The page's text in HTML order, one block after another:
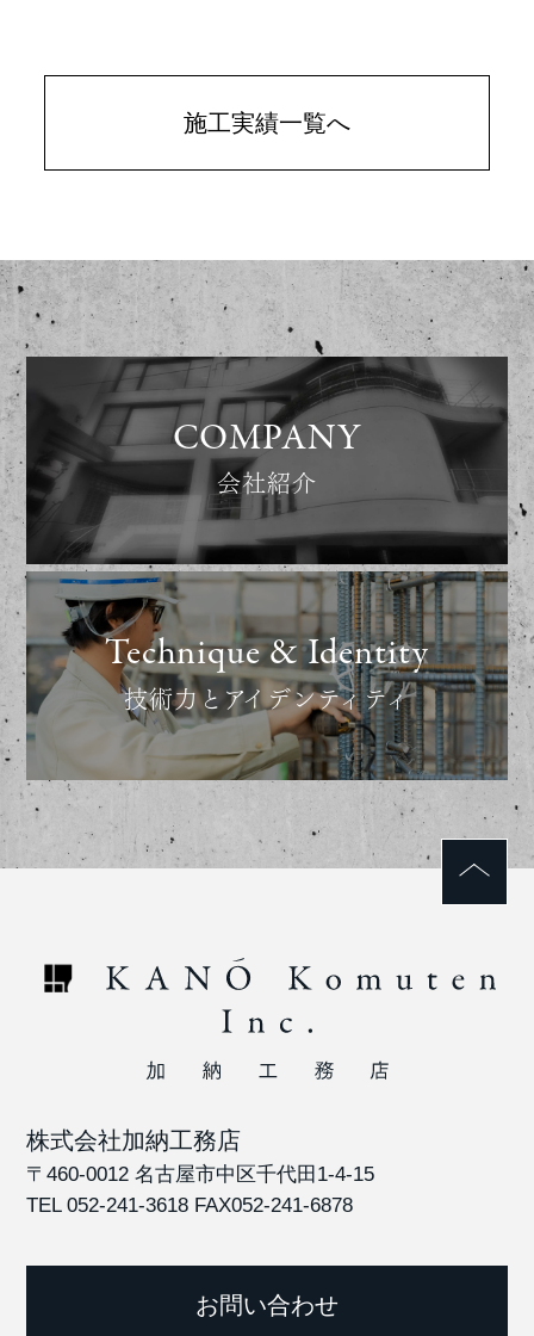
施工実績一覧へ
COMPANY
会社紹介
Technique & Identity
技術力とアイデンティティ
株式会社加納工務店
〒460-0012 名古屋市中区千代田1-4-15
TEL 052-241-3618 FAX052-241-6878
お問い合わせ